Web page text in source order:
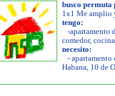
busco
1x1 Me amplio
tengo:
-apartamento
comedor,
necesito:
- apartamento
Habana, 10 de